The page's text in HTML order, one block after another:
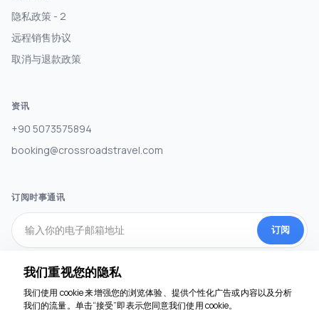
隐私政策 - 2
远程销售协议
取消与退款政策
资讯
+90 5073575894
booking@crossroadstravel.com
订阅时事通讯
订阅
社交媒体
我们重视您的隐私
我们使用 cookie 来增强您的浏览体验、提供个性化广告或内容以及分析
我们的流量。单击“接受”即表示您同意我们使用 cookie。